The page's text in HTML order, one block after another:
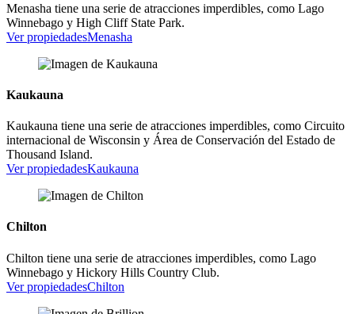
Menasha tiene una serie de atracciones imperdibles, como Lago
Winnebago y High Cliff State Park.
Ver propiedadesMenasha
Kaukauna
Kaukauna tiene una serie de atracciones imperdibles, como Circuito
internacional de Wisconsin y Área de Conservación del Estado de
Thousand Island.
Ver propiedadesKaukauna
Chilton
Chilton tiene una serie de atracciones imperdibles, como Lago
Winnebago y Hickory Hills Country Club.
Ver propiedadesChilton